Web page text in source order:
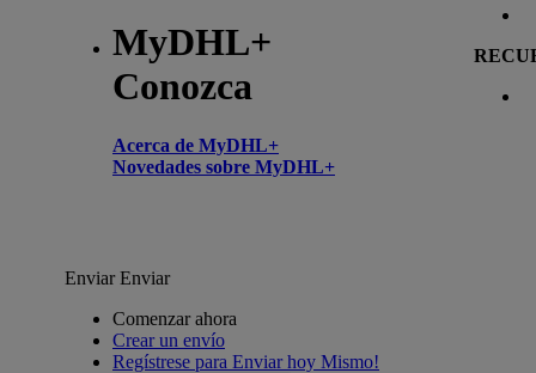
MyDHL+
Conozca
Acerca de MyDHL+
Novedades sobre MyDHL+
EnviarEnviar
Comenzar ahora
Crear un envío
Regístrese para Enviar hoy Mismo!